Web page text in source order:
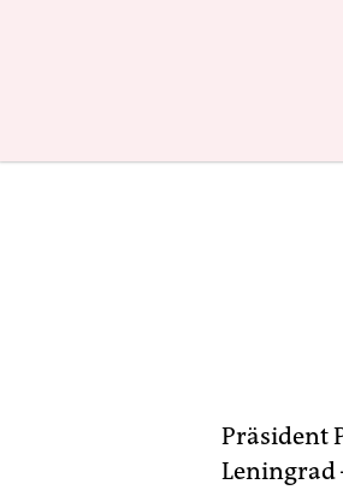
Präsident
Leningrad